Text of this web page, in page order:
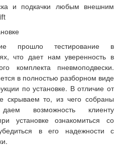
и подкачки любым внешним
прошло тестирование в
что дает нам уверенность в
комплекта пневмоподвески.
в полностью разборном виде
по установке. В отличие от
скрываем то, из чего собраны
возможность клиенту
установке ознакомиться со
в его надежности с